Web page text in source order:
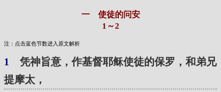
一 使徒的问安
1～2
注：点击蓝色节数进入原文解析
1 凭神旨意，作基督耶稣使徒的保罗，和弟兄
提摩太，